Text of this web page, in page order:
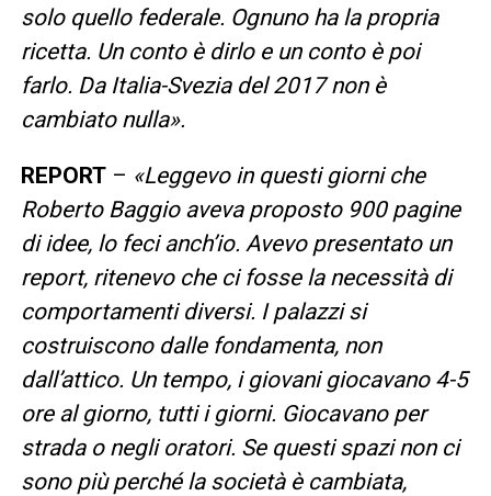
solo quello federale. Ognuno ha la propria
ricetta. Un conto è dirlo e un conto è poi
farlo. Da Italia-Svezia del 2017 non è
cambiato nulla».
REPORT– «Leggevo in questi giorni che
Roberto Baggio aveva proposto 900 pagine
di idee, lo feci anch’io. Avevo presentato un
report, ritenevo che ci fosse la necessità di
comportamenti diversi. I palazzi si
costruiscono dalle fondamenta, non
dall’attico. Un tempo, i giovani giocavano 4-5
ore al giorno, tutti i giorni. Giocavano per
strada o negli oratori. Se questi spazi non ci
sono più perché la società è cambiata,